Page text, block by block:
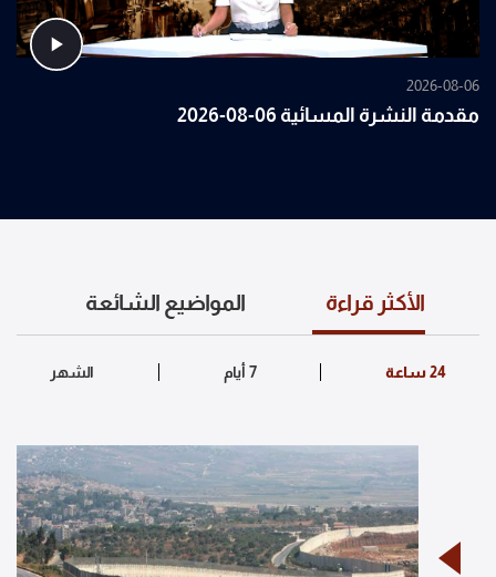
2026-08-06
مقدمة النشرة المسائية 06-08-2026
الأكثر قراءة المواضيع الشائعة